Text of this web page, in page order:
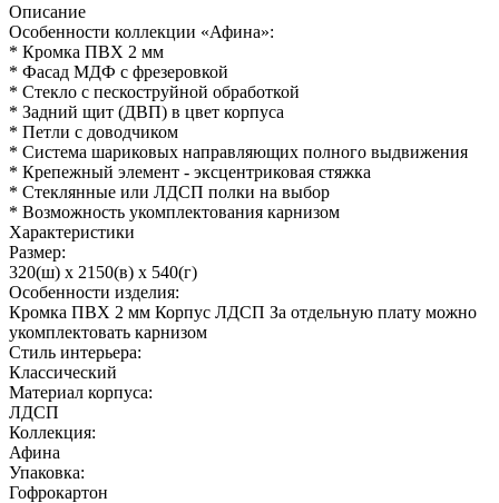
Описание
Особенности коллекции «Афина»:
* Кромка ПВХ 2 мм
* Фасад МДФ с фрезеровкой
* Стекло с пескоструйной обработкой
* Задний щит (ДВП) в цвет корпуса
* Петли с доводчиком
* Система шариковых направляющих полного выдвижения
* Крепежный элемент - эксцентриковая стяжка
* Стеклянные или ЛДСП полки на выбор
* Возможность укомплектования карнизом
Характеристики
Размер:
320(ш) x 2150(в) x 540(г)
Особенности изделия:
Кромка ПВХ 2 мм Корпус ЛДСП За отдельную плату можно
укомплектовать карнизом
Стиль интерьера:
Классический
Материал корпуса:
ЛДСП
Коллекция:
Афина
Упаковка:
Гофрокартон